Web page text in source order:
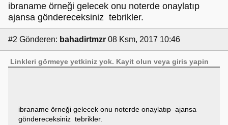
ibraname örneği gelecek onu noterde onaylatıp
ajansa göndereceksiniz tebrikler.
#2 Gönderen: bahadirtmzr 08 Ksm, 2017 10:46
Linkleri görmeye yetkiniz yok. Kayit olun veyagiris yapin
ibraname örneği gelecek onu noterde onaylatıp ajansa
göndereceksiniz tebrikler.